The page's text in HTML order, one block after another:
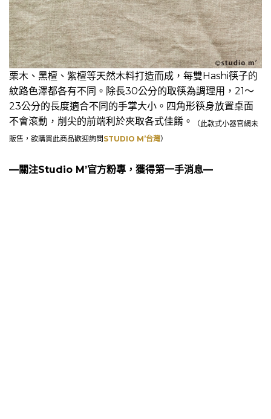
栗木、黑檀、紫檀等天然木料打造而成，每雙Hashi筷子的
紋路色澤都各有不同。除長30公分的取筷為調理用，21～
23公分的長度適合不同的手掌大小。四角形筷身放置桌面
不會滾動，削尖的前端利於夾取各式佳餚。
（此款式小器官網未
販售，欲購買此商品歡迎詢問 STUDIO M’台灣）
—關注Studio M’官方粉專，獲得第一手消息—